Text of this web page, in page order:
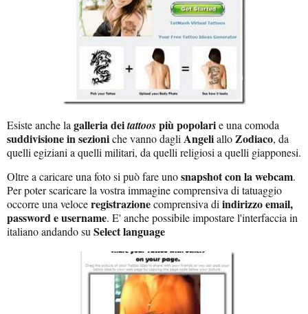
Esiste anche la galleria deitattoospiù popolarie una comoda
suddivisione in sezioniche vanno dagli AngelialloZodiaco, da
quelli egiziani a quelli militari, da quelli religiosi a quelli giapponesi.
Oltre a caricare una foto si può fare unosnapshot con la webcam.
Per poter scaricare la vostra immagine comprensiva di tatuaggio
occorre una veloceregistrazionecomprensiva di indirizzo email,
password e username. E' anche possibile impostare l'interfaccia in
italiano andando su Select language